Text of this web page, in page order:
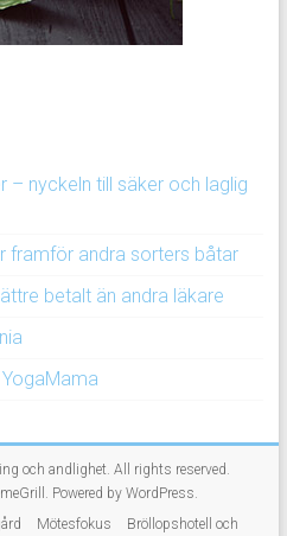
nyckeln till säker och laglig
framför andra sorters båtar
betalt än andra läkare
och andlighet . All rights reserved.
Powered by WordPress
Mötesfokus Bröllopshotell och